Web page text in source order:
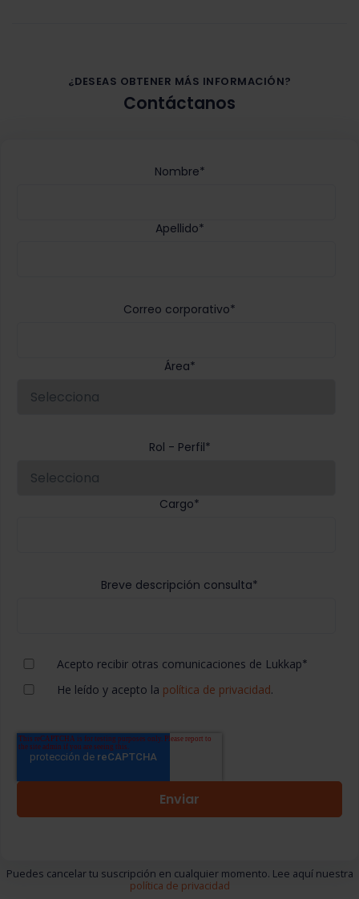
¿DESEAS OBTENER MÁS INFORMACIÓN?
Contáctanos
Nombre*
Apellido*
Correo corporativo*
Área*
Rol - Perfil*
Cargo*
Breve descripción consulta*
Acepto recibir otras comunicaciones de Lukkap*
He leído y acepto la política de privacidad.
Puedes cancelar tu suscripción en cualquier momento. Lee aquí nuestra
política de privacidad